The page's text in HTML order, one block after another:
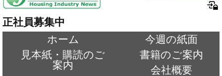
正社員募集中
ホーム
今週の紙面
見本紙・購読のご
案内
書籍のご案内
会社概要